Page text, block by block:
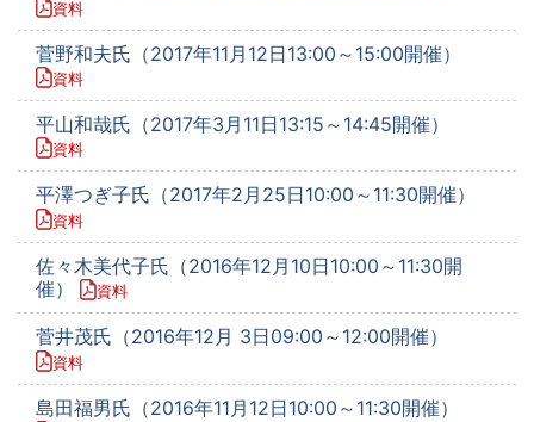
資料
菅野和夫氏（2017年11月12日13:00～15:00開催）
資料
平山和哉氏（2017年3月11日13:15～14:45開催）
資料
平澤つぎ子氏（2017年2月25日10:00～11:30開催）
資料
佐々木美代子氏（2016年12月10日10:00～11:30開
催）
資料
菅井茂氏（2016年12月 3日09:00～12:00開催）
資料
島田福男氏（2016年11月12日10:00～11:30開催）